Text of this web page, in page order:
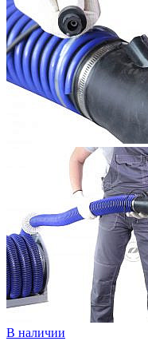
В наличии